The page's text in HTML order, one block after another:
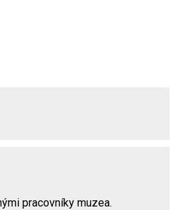
pracovníky muzea.